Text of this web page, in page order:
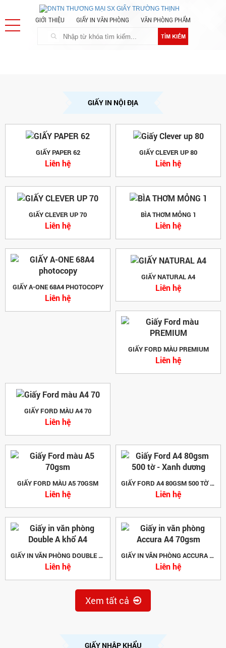
GIỚI THIỆU GIẤY IN VĂN PHÒNG VĂN PHÒNG PHẨM
TÌM KIẾM
GIẤY IN NỘI ĐỊA
GIẤY PAPER 62
Liên hệ
GIẤY CLEVER UP 80
Liên hệ
GIẤY CLEVER UP 70
Liên hệ
BÌA THƠM MỎNG 1
Liên hệ
GIẤY A-ONE 68A4 PHOTOCOPY
Liên hệ
GIẤY NATURAL A4
Liên hệ
GIẤY FORD MÀU PREMIUM
Liên hệ
GIẤY FORD MÀU A4 70
Liên hệ
GIẤY FORD MÀU A5 70GSM
Liên hệ
GIẤY FORD A4 80GSM 500 TỜ - XANH DƯƠNG
Liên hệ
GIẤY IN VĂN PHÒNG DOUBLE A KHỔ A4
Liên hệ
GIẤY IN VĂN PHÒNG ACCURA A4 70GSM
Liên hệ
Xem tất cả
GIẤY NHẬP KHẨU